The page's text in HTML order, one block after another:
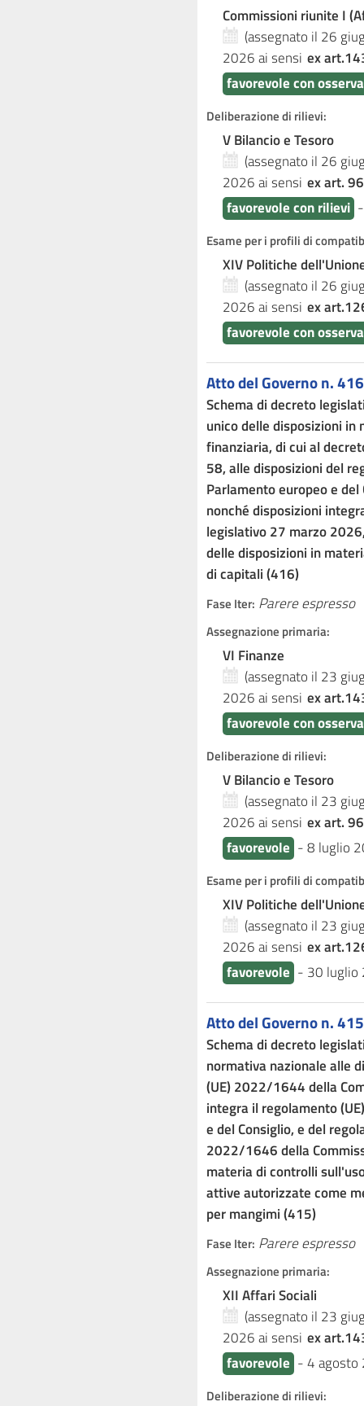
Commissioni riunite I
(assegnato il 26
2026ai sensi ex
favorevole con
Deliberazione di rilievi:
V Bilancio e Tesoro
(assegnato il 26
2026ai sensi ex art.
favorevole con rilievi
Esame per i profili di
XIV Politiche
(assegnato il 26
2026ai sensi ex
favorevole con
Atto del Governo n. 416
Schema di decreto
unico delle disposizioni
finanziaria, di cui al
58, alle disposizioni del
Parlamento europeo e
nonché disposizioni
legislativo 27 marzo
delle disposizioni in
di capitali (416)
Fase Iter: Parere espresso
Assegnazione primaria:
VI Finanze
(assegnato il 23
2026ai sensi ex
favorevole con
Deliberazione di rilievi:
V Bilancio e Tesoro
(assegnato il 23
2026ai sensi ex art.
favorevole -8 luglio
Esame per i profili di
XIV Politiche
(assegnato il 23
2026ai sensi ex
favorevole - 30 luglio
Atto del Governo n. 415
Schema di decreto
normativa nazionale alle
(UE) 2022/1644 della
integra il regolamento
e del Consiglio, e del
2022/1646 della
materia di controlli
attive autorizzate come
per mangimi (415)
Fase Iter: Parere espresso
Assegnazione primaria:
XII Affari Sociali
(assegnato il 23
2026ai sensi ex
favorevole -4 agosto
Deliberazione di rilievi: